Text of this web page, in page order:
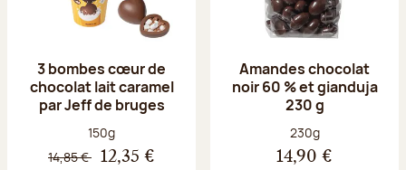
3 bombes cœur de
chocolat lait caramel
par Jeff de bruges
Poids net :
150g
14,85 € 12,35 €
Amandes chocolat
noir 60 % et gianduja
230 g
Poids net :
230g
14,90 €